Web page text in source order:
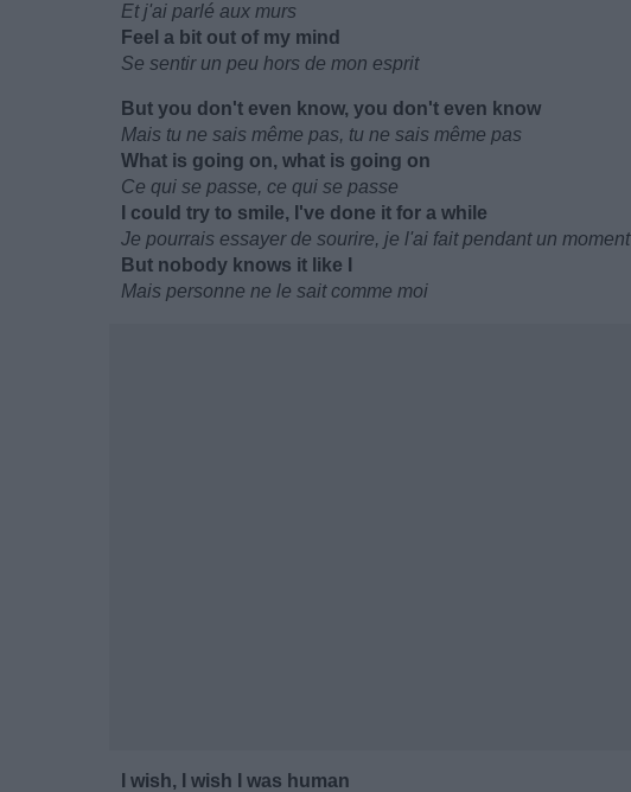
Et j'ai parlé aux murs
Feel a bit out of my mind
Se sentir un peu hors de mon esprit
But you don't even know, you don't even know
Mais tu ne sais même pas, tu ne sais même pas
What is going on, what is going on
Ce qui se passe, ce qui se passe
I could try to smile, I've done it for a while
Je pourrais essayer de sourire, je l'ai fait pendant un moment
But nobody knows it like I
Mais personne ne le sait comme moi
I wish, I wish I was human